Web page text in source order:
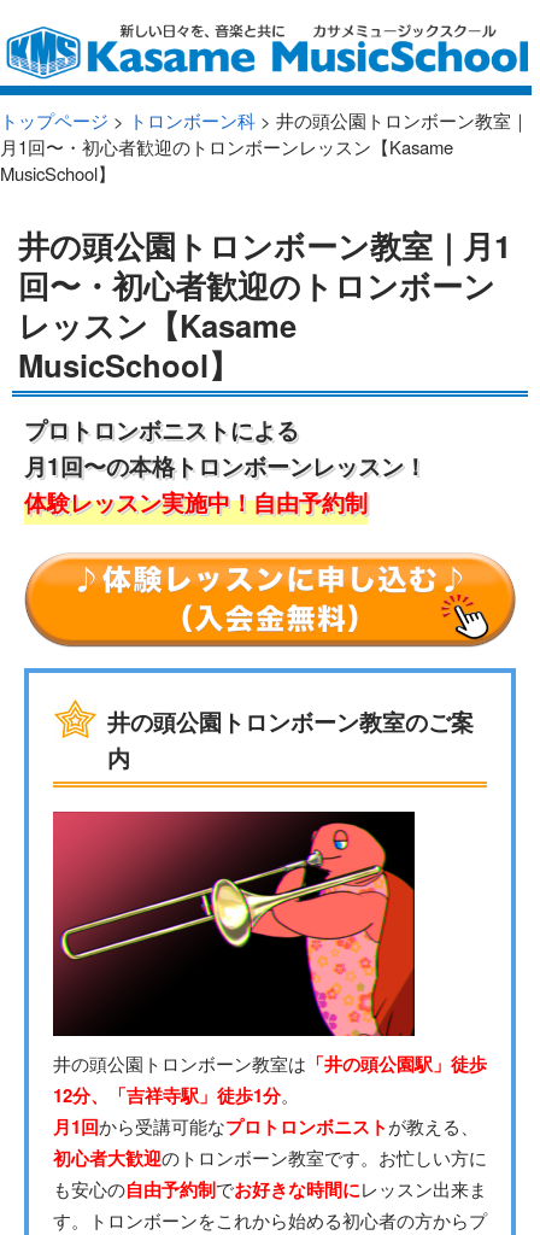
トップページ > トロンボーン科 > 井の頭公園トロンボーン教室｜
月1回〜・初心者歓迎のトロンボーンレッスン【Kasame
MusicSchool】
井の頭公園トロンボーン教室｜月1
回〜・初心者歓迎のトロンボーン
レッスン【Kasame
MusicSchool】
プロトロンボニストによる
月1回〜の本格トロンボーンレッスン！
体験レッスン実施中！自由予約制
井の頭公園トロンボーン教室のご案
内
井の頭公園トロンボーン教室は 「井の頭公園駅」徒歩
12分、「吉祥寺駅」徒歩1分。
月1回から受講可能なプロトロンボニストが教える、
初心者大歓迎のトロンボーン教室です。お忙しい方に
も安心の自由予約制でお好きな時間にレッスン出来ま
す。トロンボーンをこれから始める初心者の方からプ